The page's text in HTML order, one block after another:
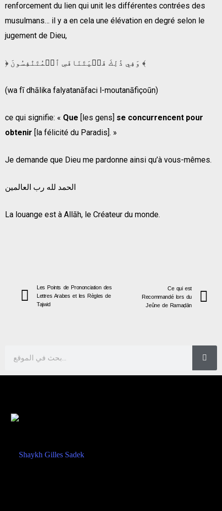
renforcement du lien qui unit les différentes contrées des
musulmans… il y a en cela une élévation en degré selon le
jugement de Dieu,
﴿ وَفِي ذَٰلِكَ فَلۡيَتَنَافَسِ ٱلۡمُتَنَٰفِسُونَ ﴾
(wa fī dhālika falyatanāfaci l-moutanāfiçoūn)
ce qui signifie: « Que [les gens] se concurrencent pour
obtenir [la félicité du Paradis]. »
Je demande que Dieu me pardonne ainsi qu’à vous-mêmes.
الحمد لله رب العالمين
La louange est à Allāh, le Créateur du monde.
Les Points de Prononciation des
Lettres Arabes et les Règles de
Tajwid
Ce qui est
Recommandé lors du
Jeûne de Ramaḍān